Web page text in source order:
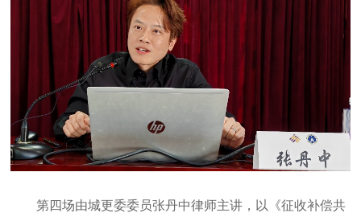
第四场由城更委委员张丹中律师主讲，以《征收补偿共